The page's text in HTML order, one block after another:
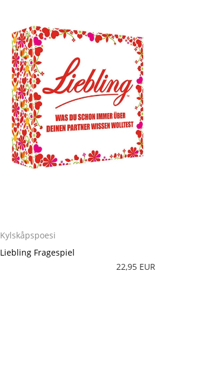
Kylskåpspoesi
Liebling Fragespiel
22,95 EUR